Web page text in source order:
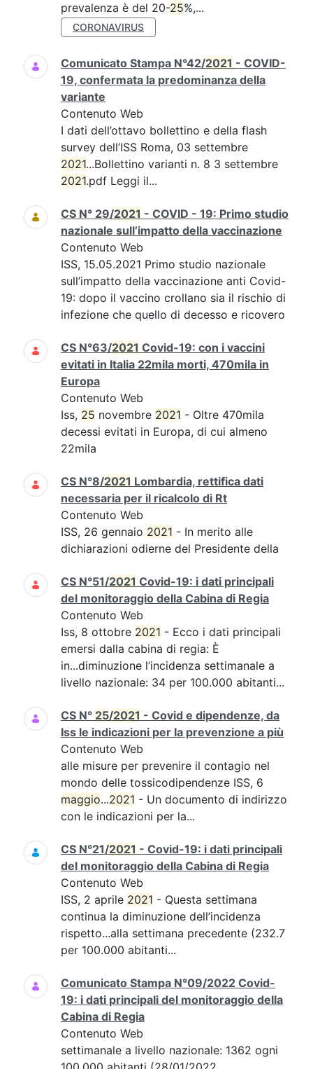
prevalenza è del 20-25%,...
CORONAVIRUS
Comunicato Stampa N°42/2021 - COVID-
19, confermata la predominanza della
variante
Contenuto Web
I dati dell’ottavo bollettino e della flash
survey dell’ISS Roma, 03 settembre
2021...Bollettino varianti n. 8 3 settembre
2021.pdf Leggi il...
CS N° 29/2021 - COVID - 19: Primo studio
nazionale sull’impatto della vaccinazione
Contenuto Web
ISS, 15.05.2021 Primo studio nazionale
sull’impatto della vaccinazione anti Covid-
19: dopo il vaccino crollano sia il rischio di
infezione che quello di decesso e ricovero
CS N°63/2021 Covid-19: con i vaccini
evitati in Italia 22mila morti, 470mila in
Europa
Contenuto Web
Iss, 25 novembre 2021 - Oltre 470mila
decessi evitati in Europa, di cui almeno
22mila
CS N°8/2021 Lombardia, rettifica dati
necessaria per il ricalcolo di Rt
Contenuto Web
ISS, 26 gennaio 2021 - In merito alle
dichiarazioni odierne del Presidente della
CS N°51/2021 Covid-19: i dati principali
del monitoraggio della Cabina di Regia
Contenuto Web
Iss, 8 ottobre 2021 - Ecco i dati principali
emersi dalla cabina di regia: È
in...diminuzione l’incidenza settimanale a
livello nazionale: 34 per 100.000 abitanti...
CS N° 25/2021 - Covid e dipendenze, da
Iss le indicazioni per la prevenzione a più
Contenuto Web
alle misure per prevenire il contagio nel
mondo delle tossicodipendenze ISS, 6
maggio...2021 - Un documento di indirizzo
con le indicazioni per la...
CS N°21/2021 - Covid-19: i dati principali
del monitoraggio della Cabina di Regia
Contenuto Web
ISS, 2 aprile 2021 - Questa settimana
continua la diminuzione dell’incidenza
rispetto...alla settimana precedente (232.7
per 100.000 abitanti...
Comunicato Stampa N°09/2022 Covid-
19: i dati principali del monitoraggio della
Cabina di Regia
Contenuto Web
settimanale a livello nazionale: 1362 ogni